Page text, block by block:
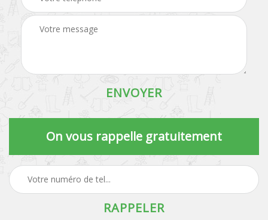
On vous rappelle gratuitement